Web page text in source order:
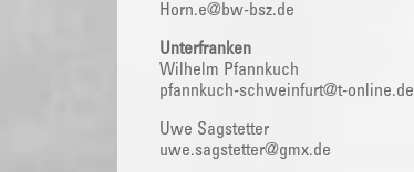
Horn.e@bw-bsz.de
Unterfranken
Wilhelm Pfannkuch
pfannkuch-schweinfurt@t-online.de
Uwe Sagstetter
uwe.sagstetter@gmx.de